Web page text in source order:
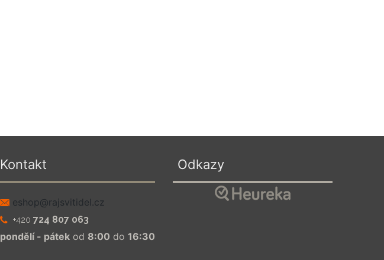
Kontakt
zc.leditivsjar@pohse
+420 724 807 063
pondělí - pátek od 8:00 do 16:30
Odkazy